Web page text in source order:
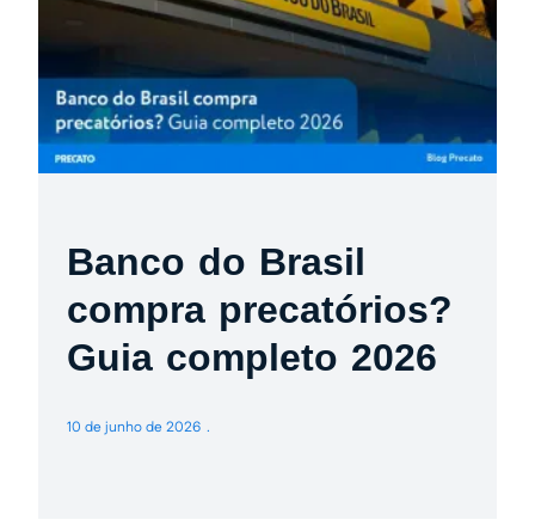
Banco do Brasil
compra precatórios?
Guia completo 2026
10 de junho de 2026